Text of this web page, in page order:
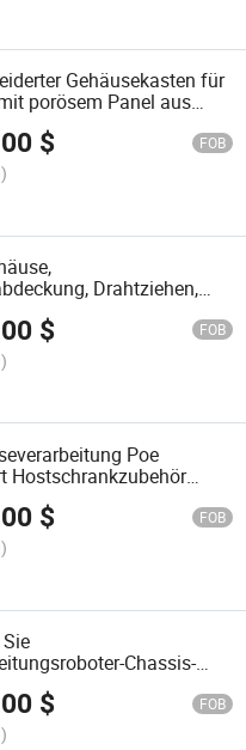
Gehäusekasten für
porösem Panel aus
Blech
$ FOB
Drahtziehen,
$ FOB
Poe
Hostschrankzubehör
CNC-Biegen
Chassis
$ FOB
Chassis-
CNC-Biegen
Stanzproben Chassis
$ FOB